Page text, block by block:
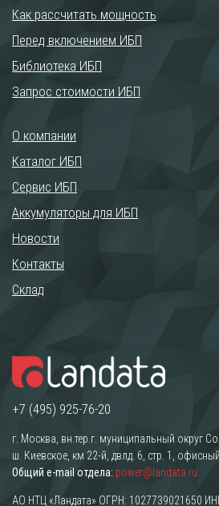
Как рассчитать мощность
Перед включением ИБП
Библиотека ИБП
Запрос стоимости ИБП
О компании
Каталог ИБП
Сервис ИБП
Аккумуляторы для ИБП
Новости
Контакты
Склад
+7 (495) 925-76-20
г. Москва, вн.тер.г. муниципальный округ
ш. Киевское, км 22-й, двлд. 6, стр. 1,
Общий e-mail отдела: power@landata.ru
АО НТЦ «Ландата» ОГРН: 1027739021650